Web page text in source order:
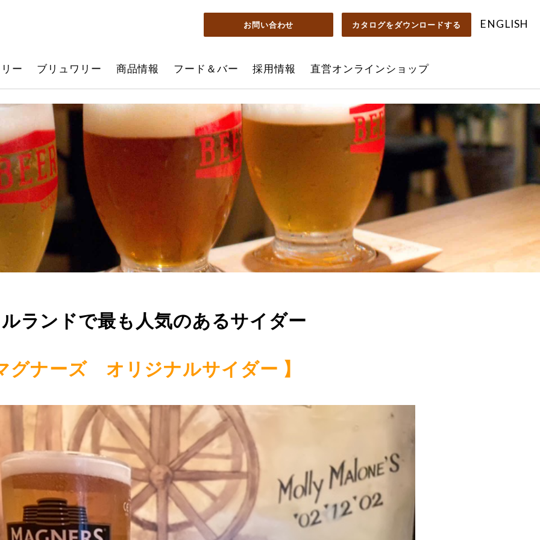
お問い合わせ カタログをダウンロードする ENGLISH
ー ブリュワリー 商品情報 フード＆バー 採用情報 直営オンラインショップ
ランドで最も人気のあるサイダー
グナーズ オリジナルサイダー 】